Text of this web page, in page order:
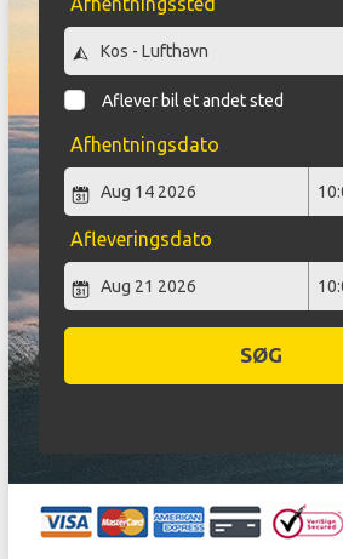
Aflever bil et andet sted
Afhentningsdato
Afleveringsdato
SØG